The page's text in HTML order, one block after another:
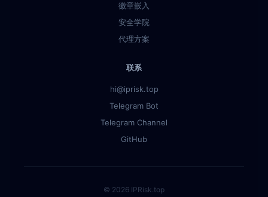
徽章嵌入
安全学院
代理方案
联系
hi@iprisk.top
Telegram Bot
Telegram Channel
GitHub
© 2026 IPRisk.top